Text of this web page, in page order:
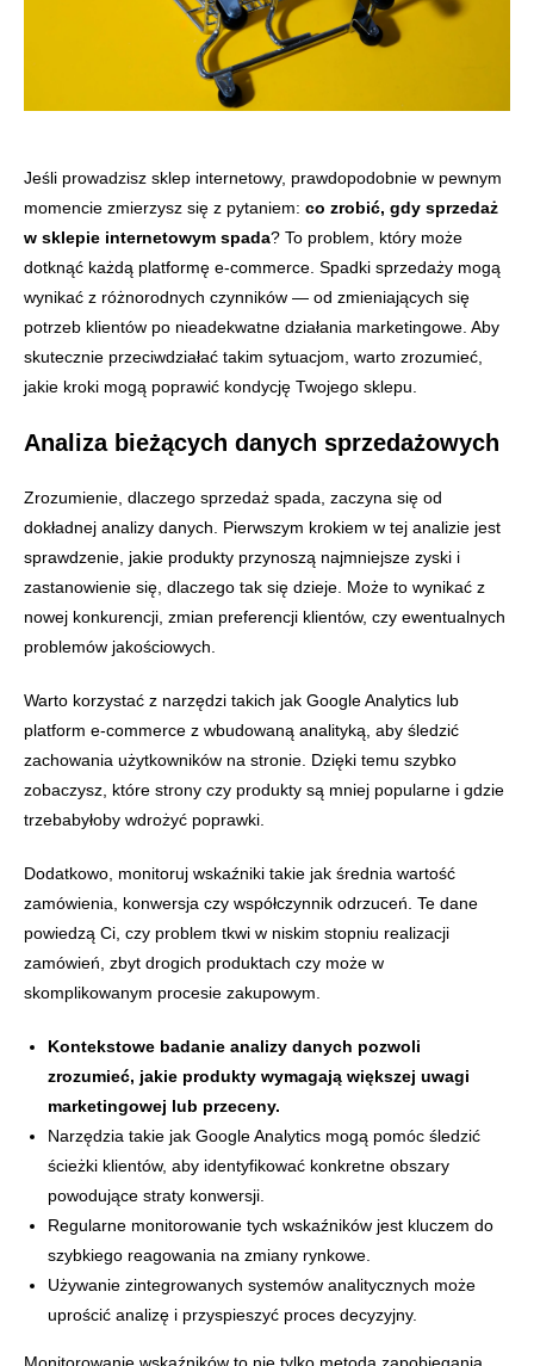
Jeśli prowadzisz sklep internetowy, prawdopodobnie w pewnym
momencie zmierzysz się z pytaniem: co zrobić, gdy sprzedaż
w sklepie internetowym spada? To problem, który może
dotknąć każdą platformę e-commerce. Spadki sprzedaży mogą
wynikać z różnorodnych czynników — od zmieniających się
potrzeb klientów po nieadekwatne działania marketingowe. Aby
skutecznie przeciwdziałać takim sytuacjom, warto zrozumieć,
jakie kroki mogą poprawić kondycję Twojego sklepu.
Analiza bieżących danych sprzedażowych
Zrozumienie, dlaczego sprzedaż spada, zaczyna się od
dokładnej analizy danych. Pierwszym krokiem w tej analizie jest
sprawdzenie, jakie produkty przynoszą najmniejsze zyski i
zastanowienie się, dlaczego tak się dzieje. Może to wynikać z
nowej konkurencji, zmian preferencji klientów, czy ewentualnych
problemów jakościowych.
Warto korzystać z narzędzi takich jak Google Analytics lub
platform e-commerce z wbudowaną analityką, aby śledzić
zachowania użytkowników na stronie. Dzięki temu szybko
zobaczysz, które strony czy produkty są mniej popularne i gdzie
trzebabyłoby wdrożyć poprawki.
Dodatkowo, monitoruj wskaźniki takie jak średnia wartość
zamówienia, konwersja czy współczynnik odrzuceń. Te dane
powiedzą Ci, czy problem tkwi w niskim stopniu realizacji
zamówień, zbyt drogich produktach czy może w
skomplikowanym procesie zakupowym.
Kontekstowe badanie analizy danych pozwoli
zrozumieć, jakie produkty wymagają większej uwagi
marketingowej lub przeceny.
Narzędzia takie jak Google Analytics mogą pomóc śledzić
ścieżki klientów, aby identyfikować konkretne obszary
powodujące straty konwersji.
Regularne monitorowanie tych wskaźników jest kluczem do
szybkiego reagowania na zmiany rynkowe.
Używanie zintegrowanych systemów analitycznych może
uprościć analizę i przyspieszyć proces decyzyjny.